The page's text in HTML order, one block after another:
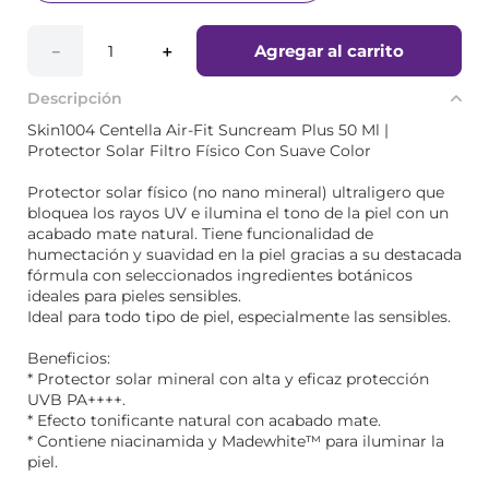
＋
－ Agregar al carrito
Descripción
Skin1004 Centella Air-Fit Suncream Plus 50 Ml |
Protector Solar Filtro Físico Con Suave Color
Protector solar físico (no nano mineral) ultraligero que
bloquea los rayos UV e ilumina el tono de la piel con un
acabado mate natural. Tiene funcionalidad de
humectación y suavidad en la piel gracias a su destacada
fórmula con seleccionados ingredientes botánicos
ideales para pieles sensibles.
Ideal para todo tipo de piel, especialmente las sensibles.
Beneficios:
* Protector solar mineral con alta y eficaz protección
UVB PA++++.
* Efecto tonificante natural con acabado mate.
* Contiene niacinamida y Madewhite™ para iluminar la
piel.